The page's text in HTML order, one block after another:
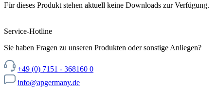
Für dieses Produkt stehen aktuell keine Downloads zur Verfügung.
Service-Hotline
Sie haben Fragen zu unseren Produkten oder sonstige Anliegen?
+49 (0) 7151 - 368160 0
info@apgermany.de